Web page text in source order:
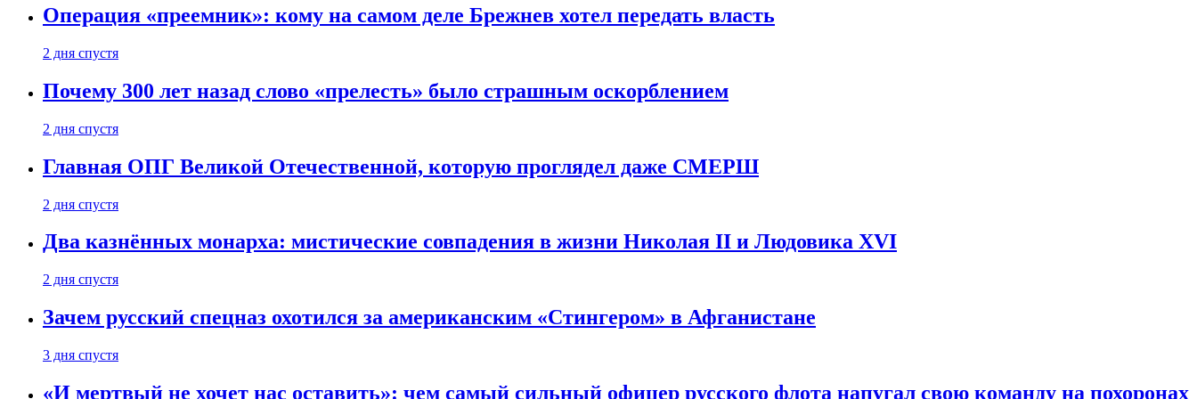
Операция «преемник»: кому на самом деле Брежнев хотел передать власть
2 дня спустя
Почему 300 лет назад слово «прелесть» было страшным оскорблением
2 дня спустя
Главная ОПГ Великой Отечественной, которую проглядел даже СМЕРШ
2 дня спустя
Два казнённых монарха: мистические совпадения в жизни Николая II и Людовика XVI
2 дня спустя
Зачем русский спецназ охотился за американским «Стингером» в Афганистане
3 дня спустя
«И мертвый не хочет нас оставить»: чем самый сильный офицер русского флота напугал свою команду на похоронах